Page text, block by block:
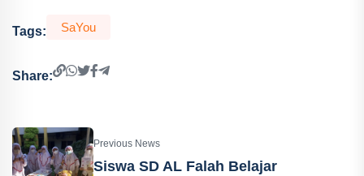
Tags: SaYou
Share:
Previous News
Siswa SD AL Falah Belajar